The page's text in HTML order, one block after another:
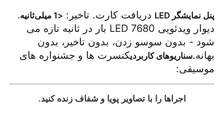
پنل نمایشگر LED دریافت کارت. تاخیر: <1 میلی‌ثانیه.
دیوار ویدئویی LED 7680 بار در ثانیه تازه می
شود - بدون سوسو زدن، بدون تاخیر، بدون
بهانه.سناریوهای کاربردیکنسرت ها و جشنواره های
موسیقی:
اجراها را با تصاویر پویا و شفاف زنده کنید.